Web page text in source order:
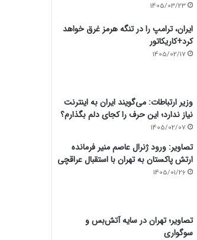
1405/03/23
ایران، ترامپ را در تنگه هرمز غرق خواهد
کرد+کاریکاتور
1405/02/17
وزیر ارتباطات: می‌گویند ایران به اینترنت
نیاز ندارد؛ این حرف را کجای دلم بگذارم؟
1405/02/07
تصاویر: ورود ژنرال عاصم منیر فرمانده
ارتش پاکستان به تهران با استقبال عراقچی
1405/01/26
تصاویر؛ تهران در سایه آتش‌بس و
سوگواری